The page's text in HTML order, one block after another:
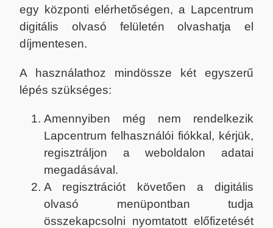
egy központi elérhetőségen, a Lapcentrum
digitális olvasó felületén olvashatja el
díjmentesen.
A használathoz mindössze két egyszerű
lépés szükséges:
Amennyiben még nem rendelkezik
Lapcentrum felhasználói fiókkal, kérjük,
regisztráljon a weboldalon adatai
megadásával.
A regisztrációt követően a digitális
olvasó menüpontban tudja
összekapcsolni nyomtatott előfizetését